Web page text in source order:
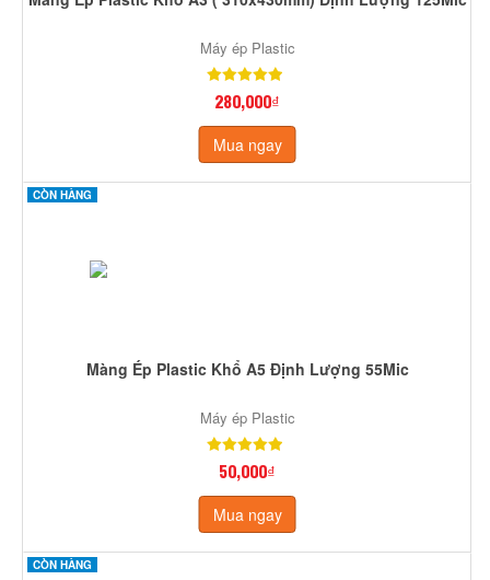
Máy ép Plastic
280,000₫
Mua ngay
CÒN HÀNG
Màng Ép Plastic Khổ A5 Định Lượng 55Mic
Máy ép Plastic
50,000₫
Mua ngay
CÒN HÀNG